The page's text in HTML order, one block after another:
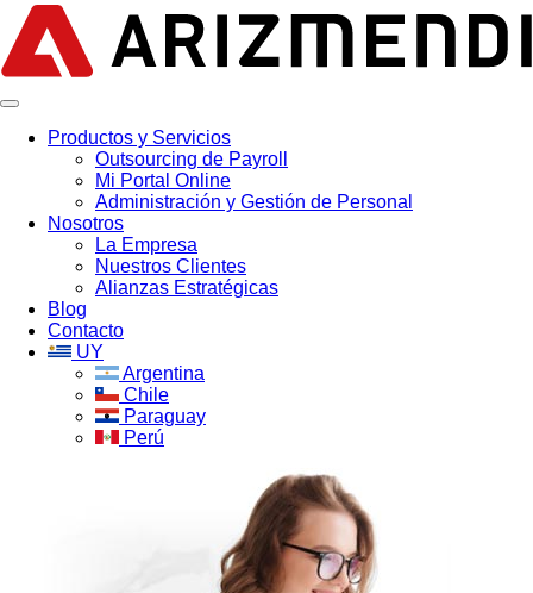
Productos y Servicios
Outsourcing de Payroll
Mi Portal Online
Administración y Gestión de Personal
Nosotros
La Empresa
Nuestros Clientes
Alianzas Estratégicas
Blog
Contacto
UY
Argentina
Chile
Paraguay
Perú